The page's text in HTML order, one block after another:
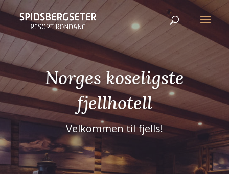
Norges koseligste
fjellhotell
Velkommen til fjells!